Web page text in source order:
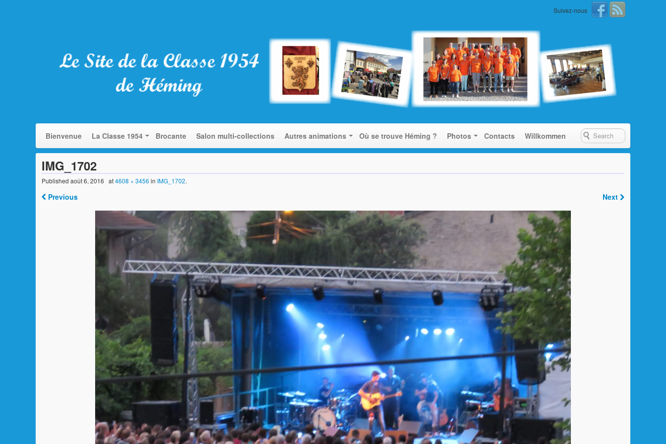
Suivez-nous
Bienvenue La Classe 1954 Brocante Salon multi-collections Autres animations Où se trouve Héming ? Photos Contacts Willkommen
IMG_1702
Published août 6, 2016 at4608 × 3456 in IMG_1702.
Previous Next